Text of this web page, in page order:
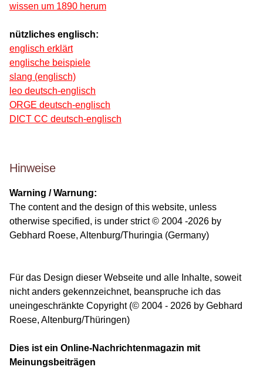
wissen um 1890 herum
nützliches englisch:
englisch erklärt
englische beispiele
slang (englisch)
leo deutsch-englisch
ORGE deutsch-englisch
DICT CC deutsch-englisch
Hinweise
Warning / Warnung:
The content and the design of this website, unless
otherwise specified, is under strict © 2004 -2026 by
Gebhard Roese, Altenburg/Thuringia (Germany)
Für das Design dieser Webseite und alle Inhalte, soweit
nicht anders gekennzeichnet, beanspruche ich das
uneingeschränkte Copyright (© 2004 - 2026 by Gebhard
Roese, Altenburg/Thüringen)
Dies ist ein Online-Nachrichtenmagazin mit
Meinungsbeiträgen